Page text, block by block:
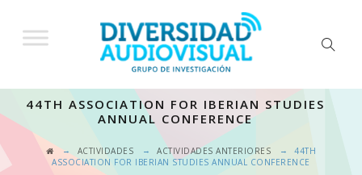
44TH ASSOCIATION FOR IBERIAN STUDIES
ANNUAL CONFERENCE
→ ACTIVIDADES → ACTIVIDADES ANTERIORES → 44TH
ASSOCIATION FOR IBERIAN STUDIES ANNUAL CONFERENCE